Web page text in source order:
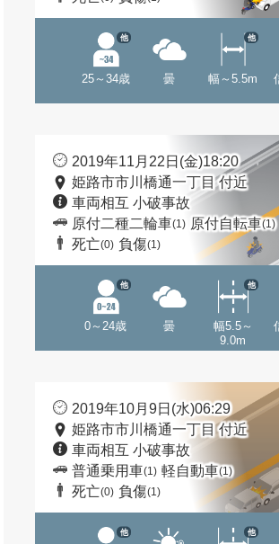
25～34歳
他
曇 幅～5.5m
他
2019年11月22日(金)18:20
姫路市市川橋通一丁目 付近
車両相互 小破事故
原付二種二輪車(1) 原付自転車(1)
死亡(0) 負傷(1)
0～24歳
他
曇
幅5.5～
9.0m
他
2019年10月9日(水)06:29
姫路市市川橋通一丁目 付近
車両相互 小破事故
普通乗用車(1) 軽自動車(1)
死亡(0) 負傷(1)
他 他